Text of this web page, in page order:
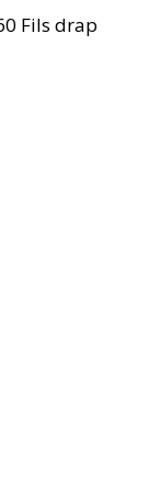
Fils drap